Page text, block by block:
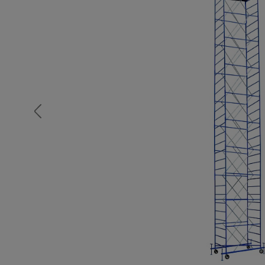
Вибротехника для строительства
Оборудование для работы с
Оборудование для бетонных
Тачки строительные и садовые
Лестницы и стремянки
Штукатурные комплекты
Металл и металлообработка